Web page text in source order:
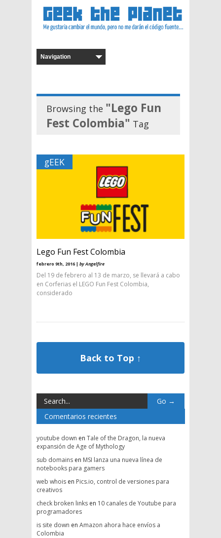
Browsing the "Lego Fun
Fest Colombia" Tag
gEEK
Lego Fun Fest Colombia
febrero 9th, 2016 | by Angelfire
Del 19 de febrero al 13 de marzo, se llevará a cabo
en Corferias el LEGO Fun Fest Colombia,
considerado
Back to Top ↑
Comentarios recientes
youtube down en Tale of the Dragon, la nueva
expansión de Age of Mythology
sub domains en MSI lanza una nueva línea de
notebooks para gamers
web whois en Pics.io, control de versiones para
creativos
check broken links en 10 canales de Youtube para
programadores
is site down en Amazon ahora hace envíos a
Colombia